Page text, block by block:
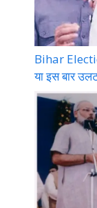
Bihar
या इस बार